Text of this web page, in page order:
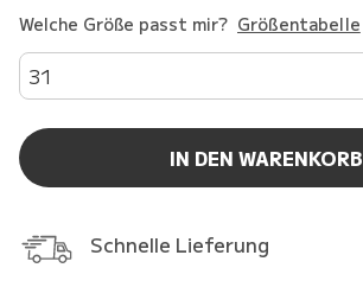
Welche Größe passt mir? Größentabelle
31
IN DEN WARENKORB
Schnelle Lieferung